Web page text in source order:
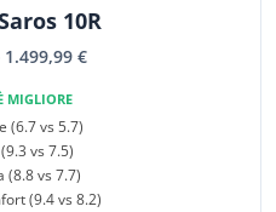
10R
1.499,99 €
MIGLIORE
(6.7 vs 5.7)
vs 7.5)
(8.8 vs 7.7)
(9.4 vs 8.2)